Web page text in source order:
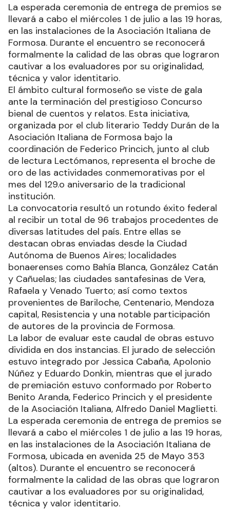
La esperada ceremonia de entrega de premios se
llevará a cabo el miércoles 1 de julio a las 19 horas,
en las instalaciones de la Asociación Italiana de
Formosa. Durante el encuentro se reconocerá
formalmente la calidad de las obras que lograron
cautivar a los evaluadores por su originalidad,
técnica y valor identitario.
El ámbito cultural formoseño se viste de gala
ante la terminación del prestigioso Concurso
bienal de cuentos y relatos. Esta iniciativa,
organizada por el club literario Teddy Durán de la
Asociación Italiana de Formosa bajo la
coordinación de Federico Princich, junto al club
de lectura Lectómanos, representa el broche de
oro de las actividades conmemorativas por el
mes del 129.o aniversario de la tradicional
institución.
La convocatoria resultó un rotundo éxito federal
al recibir un total de 96 trabajos procedentes de
diversas latitudes del país. Entre ellas se
destacan obras enviadas desde la Ciudad
Autónoma de Buenos Aires; localidades
bonaerenses como Bahía Blanca, González Catán
y Cañuelas; las ciudades santafesinas de Vera,
Rafaela y Venado Tuerto; así como textos
provenientes de Bariloche, Centenario, Mendoza
capital, Resistencia y una notable participación
de autores de la provincia de Formosa.
La labor de evaluar este caudal de obras estuvo
dividida en dos instancias. El jurado de selección
estuvo integrado por Jessica Cabaña, Apolonio
Núñez y Eduardo Donkin, mientras que el jurado
de premiación estuvo conformado por Roberto
Benito Aranda, Federico Princich y el presidente
de la Asociación Italiana, Alfredo Daniel Maglietti.
La esperada ceremonia de entrega de premios se
llevará a cabo el miércoles 1 de julio a las 19 horas,
en las instalaciones de la Asociación Italiana de
Formosa, ubicada en avenida 25 de Mayo 353
(altos). Durante el encuentro se reconocerá
formalmente la calidad de las obras que lograron
cautivar a los evaluadores por su originalidad,
técnica y valor identitario.